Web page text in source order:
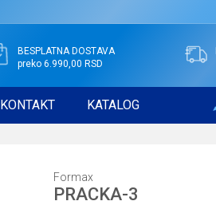
BESPLATNA DOSTAVA
preko 6.990,00 RSD
KONTAKT KATALOG
Formax
PRACKA-3